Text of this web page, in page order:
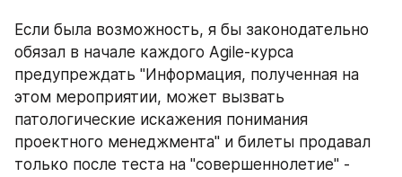
Если была возможность, я бы законодательно
обязал в начале каждого Agile-курса
предупреждать "Информация, полученная на
этом мероприятии, может вызвать
патологические искажения понимания
проектного менеджмента" и билеты продавал
только после теста на "совершеннолетие" -